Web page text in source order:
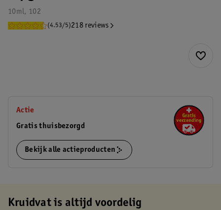
10ml, 102
(4.53/5)218 reviews
Actie
Gratis thuisbezorgd
Bekijk alle actieproducten
Kruidvat is altijd voordelig